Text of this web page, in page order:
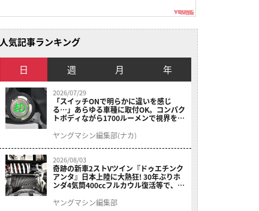
人気記事ランキング
日 週 月 年
2026/07/29
「スイッチONで明らかに違いを感じ
る…」あらゆる車種に取付OK。コンパク
トボディながら1700ルーメンで視界を確
ニット プレシャスレイ スモール］
ヤングマシン編集部(ナカ)
2026/08/03
奇跡の新車2ストVツイン『ドゥエチンク
アンタ』日本上陸に大熱狂! 30年ぶりホ
ンダ4気筒400ccフルカウル復活等で、ロ
ニュース振り返り】
ヤングマシン編集部